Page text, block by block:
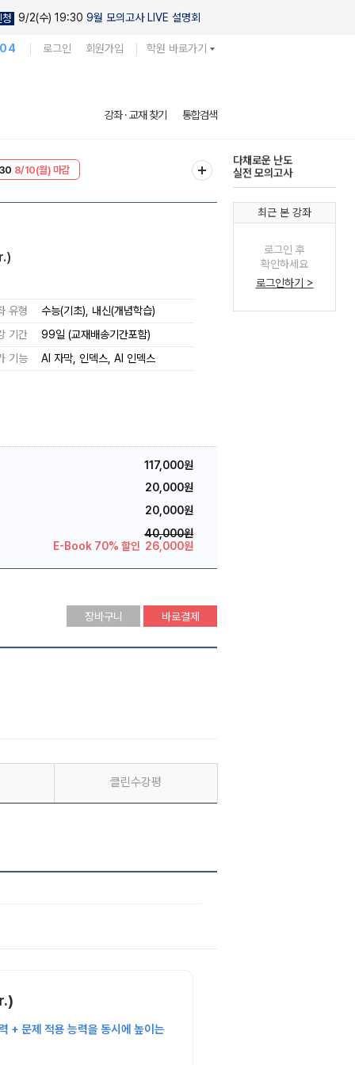
청 9/2(수) 19:30 9월 모의고사 LIVE 설명회
로그인 회원가입 학원 바로가기
강좌 · 교재 찾기 통합검색
8/10(월) 마감
다채로운 난도
실전 모의고사
유형
수능(기초), 내신(개념학습)
기간
99일 (교재배송기간포함)
기능 AI 자막 인덱스 AI 인덱스
117,000원
20,000원
20,000원
40,000원
E-Book 70% 할인 26,000원
장바구니 바로결제
클린수강평
+ 문제 적용 능력을 동시에 높이는
최근 본 강좌
로그인 후
확인하세요
로그인하기 >